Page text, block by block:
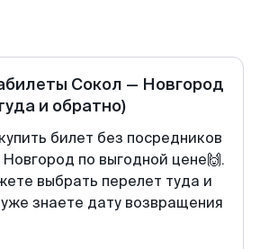
Сокол — Новгород
и обратно)
билет без посредников
по выгодной цене🙌.
выбрать перелет туда и
знаете дату возвращения